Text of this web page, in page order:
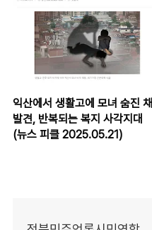
익산에서 생활고에 모녀 숨진 채
발견, 반복되는 복지 사각지대
(뉴스 피클 2025.05.21)